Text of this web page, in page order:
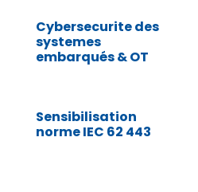
Cybersecurite des
systemes
embarqués & OT
Sensibilisation
norme IEC 62 443